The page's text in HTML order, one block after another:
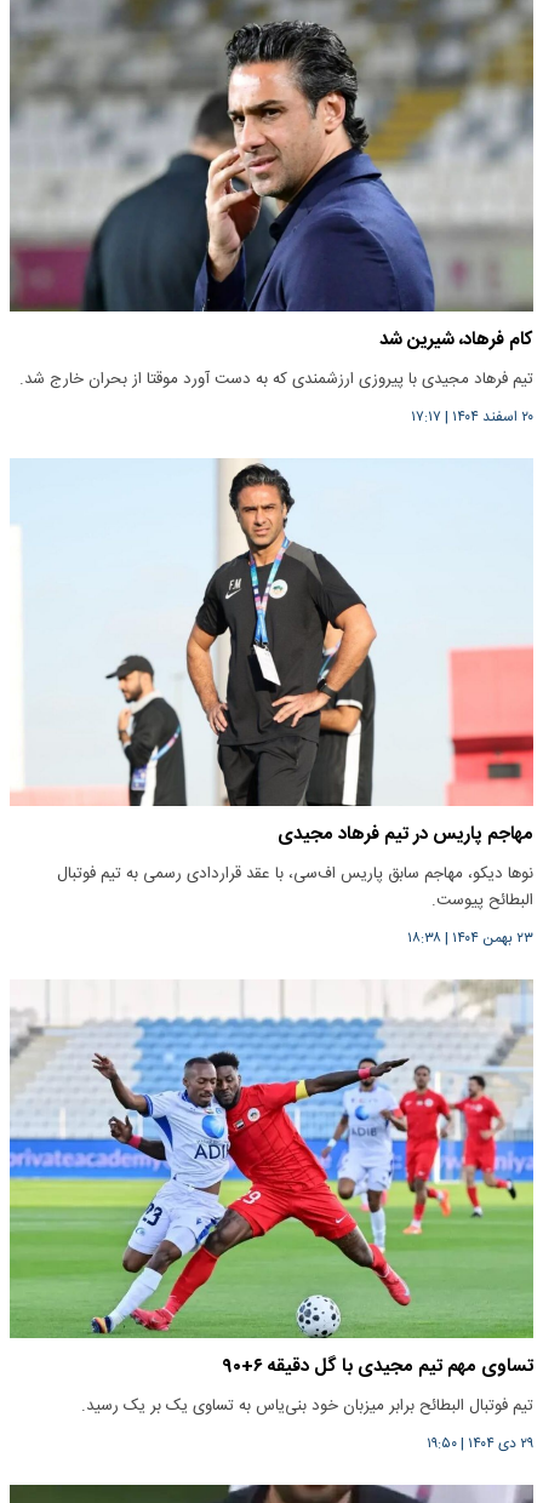
کام فرهاد، شیرین شد
تیم فرهاد مجیدی با پیروزی ارزشمندی که به دست آورد موقتا از بحران خارج شد.
۲۰ اسفند ۱۴۰۴ | ۱۷:۱۷
مهاجم پاریس در تیم فرهاد مجیدی
نوها دیکو، مهاجم سابق پاریس اف‌سی، با عقد قراردادی رسمی به تیم فوتبال
البطائح پیوست.
۲۳ بهمن ۱۴۰۴ |۱۸:۳۸
تساوی مهم تیم مجیدی با گل دقیقه ۶+۹۰
تیم فوتبال البطائح برابر میزبان خود بنی‌یاس به تساوی یک بر یک رسید.
۲۹ دی ۱۴۰۴ |۱۹:۵۰